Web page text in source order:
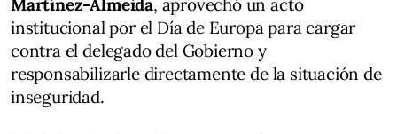
institucional por el Día de Europa para cargar
contra el delegado del Gobierno y
responsabilizarle directamente de la situación de
inseguridad.